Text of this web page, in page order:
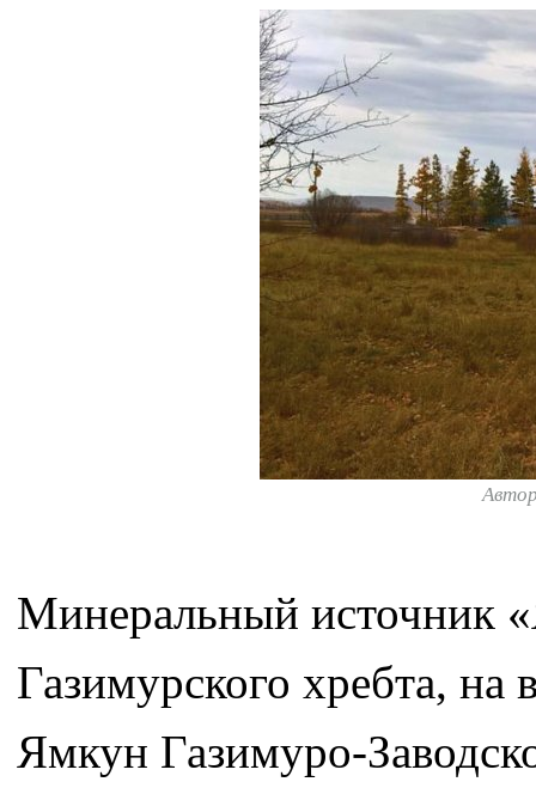
Минеральный источник
Газимурского хребта,
Ямкун Газимуро-